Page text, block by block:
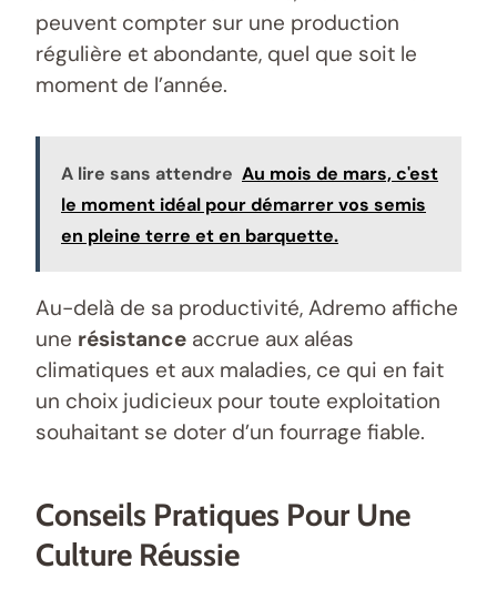
peuvent compter sur une production
régulière et abondante, quel que soit le
moment de l’année.
A lire sans attendre Au mois de mars, c'est
le moment idéal pour démarrer vos semis
en pleine terre et en barquette.
Au-delà de sa productivité, Adremo affiche
une résistance accrue aux aléas
climatiques et aux maladies, ce qui en fait
un choix judicieux pour toute exploitation
souhaitant se doter d’un fourrage fiable.
Conseils Pratiques Pour Une
Culture Réussie